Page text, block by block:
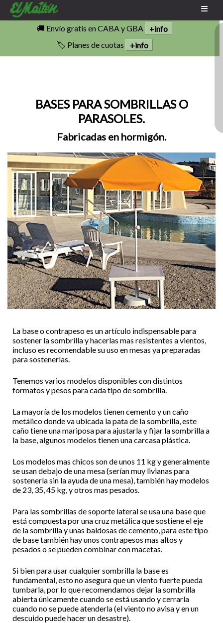
🚚 Envío gratis en CABA y GBA
+info
🏷️ Planes de cuotas
+info
BASES PARA SOMBRILLAS O
PARASOLES.
Fabricadas en hormigón.
La base o contrapeso es un artículo indispensable para
sostener la sombrilla y hacerlas mas resistentes a vientos,
incluso es recomendable su uso en mesas ya preparadas
para sostenerlas.
Tenemos varios modelos disponibles con distintos
formatos y pesos para cada tipo de sombrilla.
La mayoría de los modelos tienen cemento y un caño
metálico donde va ubicada la pata de la sombrilla, este
caño tiene una mariposa para ajustarla y fijar la sombrilla a
la base, algunos modelos tienen una carcasa plástica.
Los modelos mas chicos son de unos 11 kg y generalmente
se usan debajo de una mesa (serían muy livianas para
sostenerla sin la ayuda de una mesa), también hay modelos
de 23, 35, 45 kg, y otros mas pesados.
Para las sombrillas de soporte lateral se usa una base que
está compuesta por una cruz metálica que sostiene el eje
de la sombrilla y unas baldosas de cemento, para este tipo
de base también hay unos contrapesos mas altos y
pesados o se pueden combinar con macetas.
Si bien para usar cualquier sombrilla la base es
fundamental, esto no asegura que un viento fuerte pueda
tumbarla, por lo que recomendamos dejar la sombrilla
abierta únicamente cuando se está usando y cerrarla
cuando no se puede atenderla (el viento no avisa y en un
descuido puede hacer un desastre).